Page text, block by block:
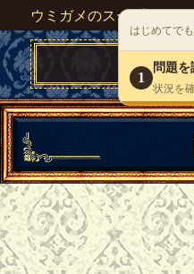
ウミガメのスープが１人
はじめてで
1
問題を
状況を